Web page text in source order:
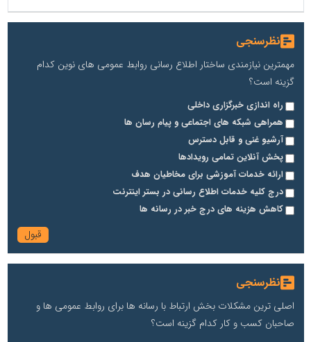
نظرسنجی
مهمترین نیازمندی ساختار اطلاع رسانی روابط عمومی های نوین کدام
گزینه است؟
راه اندازی خبرگزاری داخلی
همراهی شبکه های اجتماعی و پیام رسان ها
آرشیو غنی و قابل دسترس
پخش آنلاین تمامی رویدادها
ارائه خدمات آموزشی برای مخاطیان هدف
درج کلیه خدمات اطلاع رسانی در بستر اینترنت
کاهش هزینه های درج خبر در رسانه ها
نظرسنجی
اصلی ترین مشکلات بخش ارتباط با رسانه ها برای روابط عمومی ها و
صاحبان کسب و کار کدام گزینه است؟